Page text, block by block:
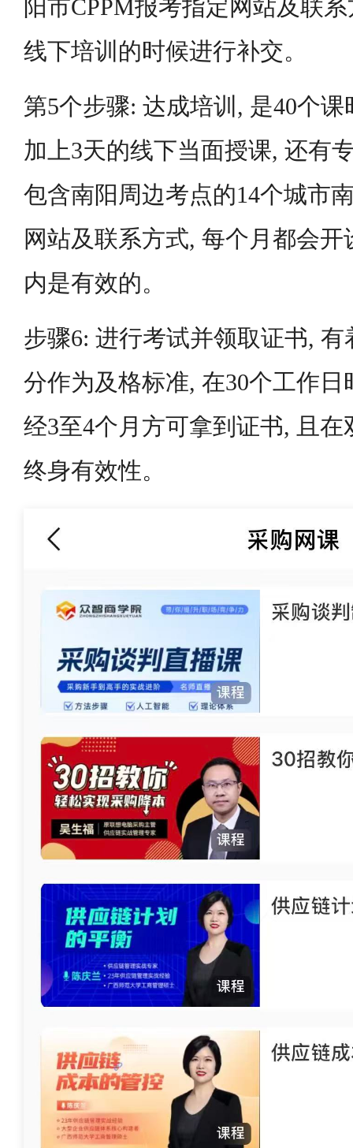
阳市CPPM报考指定网站及联
线下培训的时候进行补交。
第5个步骤: 达成培训, 是40个
加上3天的线下当面授课, 还有
包含南阳周边考点的14个城市
网站及联系方式, 每个月都会
内是有效的。
步骤6: 进行考试并领取证书, 有
分作为及格标准, 在30个工作
经3至4个月方可拿到证书, 且
终身有效性。